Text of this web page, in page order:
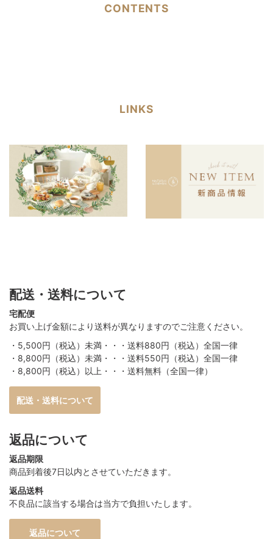
CONTENTS
LINKS
配送・送料について
宅配便
お買い上げ金額により送料が異なりますのでご注意ください。
・5,500円（税込）未満・・・送料880円（税込）全国一律
・8,800円（税込）未満・・・送料550円（税込）全国一律
・8,800円（税込）以上・・・送料無料（全国一律）
配送・送料について
返品について
返品期限
商品到着後7日以内とさせていただきます。
返品送料
不良品に該当する場合は当方で負担いたします。
返品について